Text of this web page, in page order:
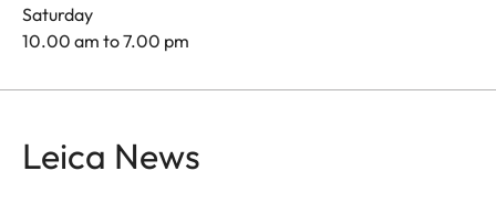
Saturday
10.00 am to 7.00 pm
Leica News